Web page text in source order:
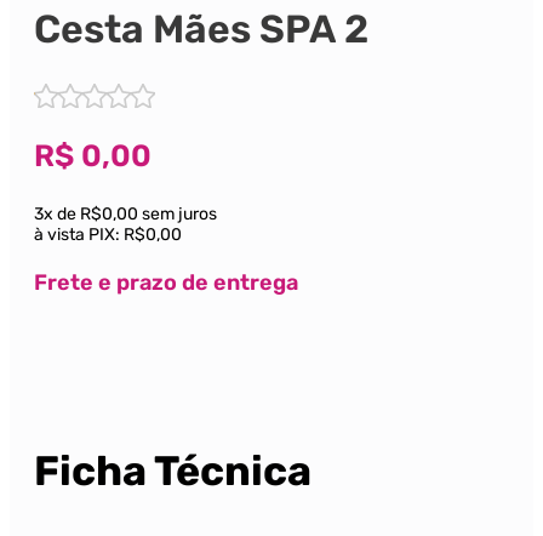
Cesta Mães SPA 2
R$ 0,00
3x de R$0,00 sem juros
à vista PIX: R$0,00
Frete e prazo de entrega
Ficha Técnica